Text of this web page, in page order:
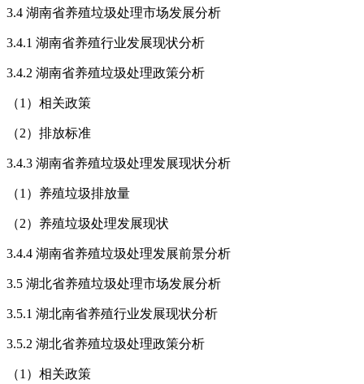
3.4 湖南省养殖垃圾处理市场发展分析
3.4.1 湖南省养殖行业发展现状分析
3.4.2 湖南省养殖垃圾处理政策分析
（1）相关政策
（2）排放标准
3.4.3 湖南省养殖垃圾处理发展现状分析
（1）养殖垃圾排放量
（2）养殖垃圾处理发展现状
3.4.4 湖南省养殖垃圾处理发展前景分析
3.5 湖北省养殖垃圾处理市场发展分析
3.5.1 湖北南省养殖行业发展现状分析
3.5.2 湖北省养殖垃圾处理政策分析
（1）相关政策